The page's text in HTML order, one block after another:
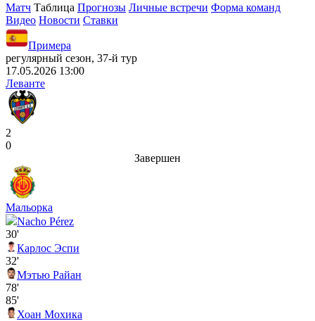
Матч Таблица Прогнозы Личные встречи Форма команд
Видео Новости Ставки
Примера
регулярный сезон, 37-й тур
17.05.2026 13:00
Леванте
2
0
Завершен
Мальорка
Nacho Pérez
30'
Карлос Эспи
32'
Мэтью Райан
78'
85'
Хоан Мохика